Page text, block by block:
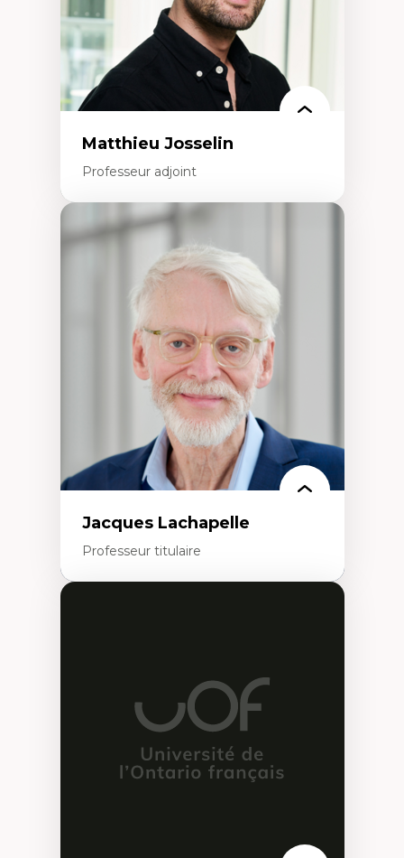
Matthieu Josselin
Professeur adjoint
Expertises
Ethnographie critique des environnements
d’apprentissage des étudiant.e.s
Approche transdisciplinaire des
compétences socioaffectives et
interculturelles
Didactique des langues secondes et
compétence pragmatique
Andragogie
Méthodologies de recherche qualitative
Jacques Lachapelle
Professeur titulaire
l'environnement bâti
Conception de projet en milieu existant
Analyse critique en architecture et
enseignement du design architectural et